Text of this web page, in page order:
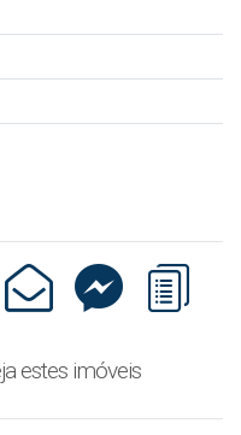
estes imóveis